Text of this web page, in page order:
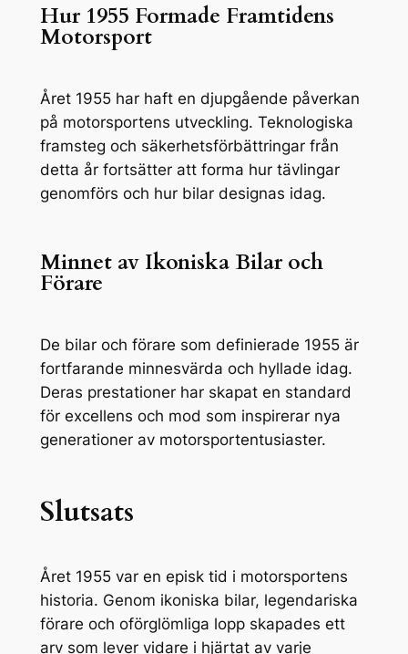
Hur 1955 Formade Framtidens
Motorsport
Året 1955 har haft en djupgående påverkan
på motorsportens utveckling. Teknologiska
framsteg och säkerhetsförbättringar från
detta år fortsätter att forma hur tävlingar
genomförs och hur bilar designas idag.
Minnet av Ikoniska Bilar och
Förare
De bilar och förare som definierade 1955 är
fortfarande minnesvärda och hyllade idag.
Deras prestationer har skapat en standard
för excellens och mod som inspirerar nya
generationer av motorsportentusiaster.
Slutsats
Året 1955 var en episk tid i motorsportens
historia. Genom ikoniska bilar, legendariska
förare och oförglömliga lopp skapades ett
arv som lever vidare i hjärtat av varje